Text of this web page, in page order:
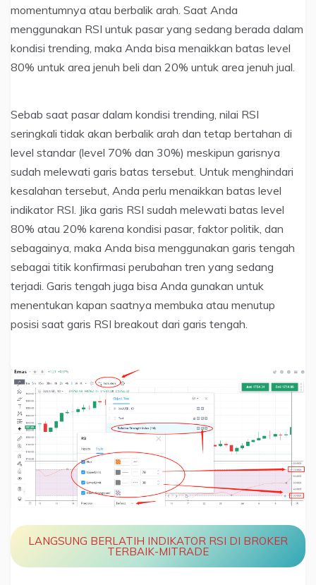
momentumnya atau berbalik arah. Saat Anda
menggunakan RSI untuk pasar yang sedang berada dalam
kondisi trending, maka Anda bisa menaikkan batas level
80% untuk area jenuh beli dan 20% untuk area jenuh jual.
Sebab saat pasar dalam kondisi trending, nilai RSI
seringkali tidak akan berbalik arah dan tetap bertahan di
level standar (level 70% dan 30%) meskipun garisnya
sudah melewati garis batas tersebut. Untuk menghindari
kesalahan tersebut, Anda perlu menaikkan batas level
indikator RSI. Jika garis RSI sudah melewati batas level
80% atau 20% karena kondisi pasar, faktor politik, dan
sebagainya, maka Anda bisa menggunakan garis tengah
sebagai titik konfirmasi perubahan tren yang sedang
terjadi. Garis tengah juga bisa Anda gunakan untuk
menentukan kapan saatnya membuka atau menutup
posisi saat garis RSI breakout dari garis tengah.
LANGSUNG BERLATIH INDIKATOR RSI DI BROKER
TERBAIK-MITRADE